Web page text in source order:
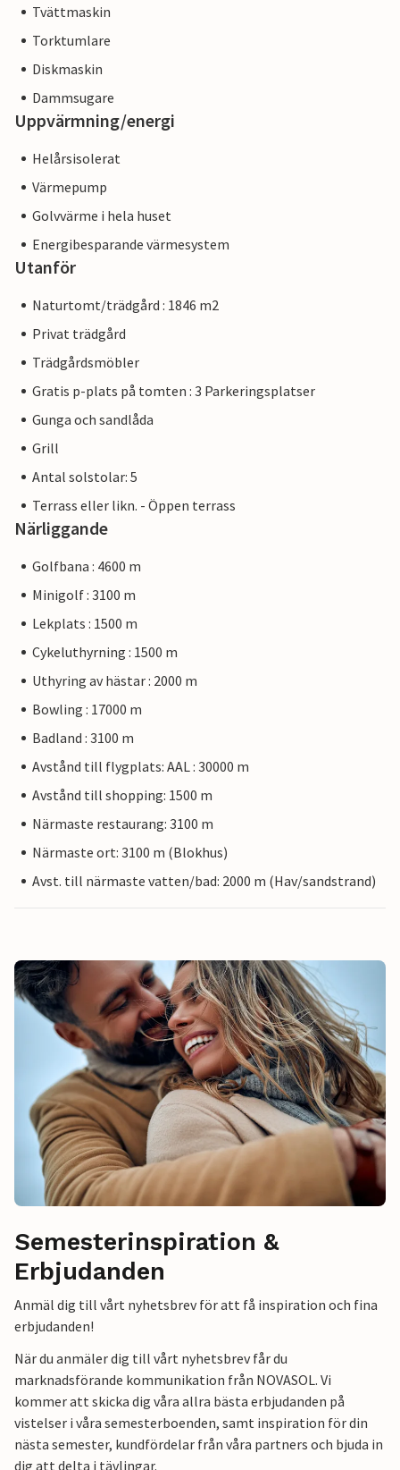
Tvättmaskin
Torktumlare
Diskmaskin
Dammsugare
Uppvärmning/energi
Helårsisolerat
Värmepump
Golvvärme i hela huset
Energibesparande värmesystem
Utanför
Naturtomt/trädgård : 1846 m2
Privat trädgård
Trädgårdsmöbler
Gratis p-plats på tomten : 3 Parkeringsplatser
Gunga och sandlåda
Grill
Antal solstolar: 5
Terrass eller likn. - Öppen terrass
Närliggande
Golfbana : 4600 m
Minigolf : 3100 m
Lekplats : 1500 m
Cykeluthyrning : 1500 m
Uthyring av hästar : 2000 m
Bowling : 17000 m
Badland : 3100 m
Avstånd till flygplats: AAL : 30000 m
Avstånd till shopping: 1500 m
Närmaste restaurang: 3100 m
Närmaste ort: 3100 m (Blokhus)
Avst. till närmaste vatten/bad: 2000 m (Hav/sandstrand)
Semesterinspiration &
Erbjudanden
Anmäl dig till vårt nyhetsbrev för att få inspiration och fina
erbjudanden!
När du anmäler dig till vårt nyhetsbrev får du
marknadsförande kommunikation från NOVASOL. Vi
kommer att skicka dig våra allra bästa erbjudanden på
vistelser i våra semesterboenden, samt inspiration för din
nästa semester, kundfördelar från våra partners och bjuda in
dig att delta i tävlingar.